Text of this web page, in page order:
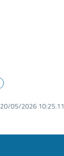
20/05/2026 10:25.11